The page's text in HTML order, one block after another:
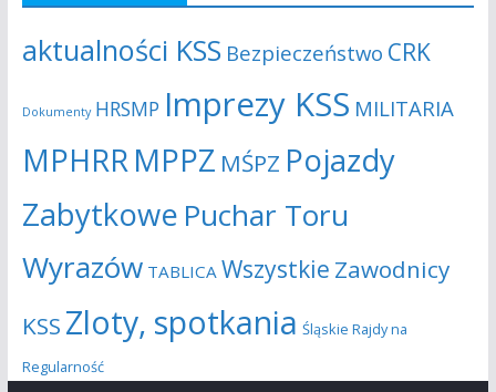
aktualności KSS Bezpieczeństwo CRK
Dokumenty HRSMP Imprezy KSS MILITARIA
MPHRRMPPZ MŚPZ Pojazdy
Zabytkowe Puchar Toru
Wyrazów TABLICA Wszystkie Zawodnicy
KSS Zloty, spotkania Śląskie Rajdy na
Regularność